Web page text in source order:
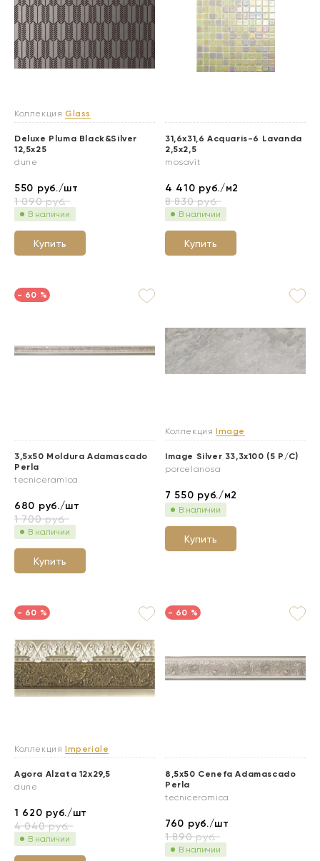
Коллекция Glass
Deluxe Pluma Black&Silver
12,5x25
dune
550 руб./шт
1 090руб.
В наличии
Купить
31,6x31,6 Acquaris-6 Lavanda
2,5x2,5
mosavit
4 410 руб./м2
8 830руб.
В наличии
Купить
- 60 %
3,5x50 Moldura Adamascado
Perla
tecniceramica
680 руб./шт
1 700руб.
В наличии
Купить
Коллекция Image
Image Silver 33,3x100 (5 P/C)
porcelanosa
7 550 руб./м2
В наличии
Купить
- 60 %
Коллекция Imperiale
Agora Alzata 12x29,5
dune
1 620 руб./шт
4 040руб.
В наличии
- 60 %
8,5x50 Cenefa Adamascado
Perla
tecniceramica
760 руб./шт
1 890руб.
В наличии